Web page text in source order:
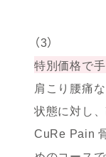
（3）
特別価格で
肩こり腰痛
状態に対し
CuRe Pain